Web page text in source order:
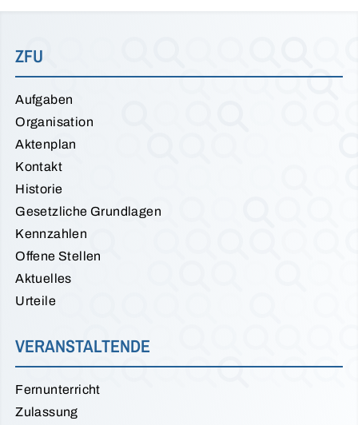
ZFU
Aufgaben
Organisation
Aktenplan
Kontakt
Historie
Gesetzliche Grundlagen
Kennzahlen
Offene Stellen
Aktuelles
Urteile
VERANSTALTENDE
Fernunterricht
Zulassung